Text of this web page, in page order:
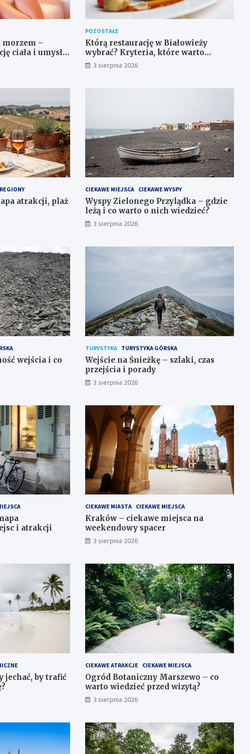
morzem –
ciała i umysłu
POZOSTAŁE
Którą restaurację w Białowieży
wybrać? Kryteria, które warto
sprawdzić przed rezerwacją
3 sierpnia 2026
atrakcji, plaż
CIEKAWE MIEJSCA CIEKAWE WYSPY
Wyspy Zielonego Przylądka – gdzie
leżą i co warto o nich wiedzieć?
3 sierpnia 2026
wejścia i co
TURYSTYKA TURYSTYKA GÓRSKA
Wejście na Śnieżkę – szlaki, czas
przejścia i porady
3 sierpnia 2026
i atrakcji
CIEKAWE MIASTA CIEKAWE MIEJSCA
Kraków – ciekawe miejsca na
weekendowy spacer
3 sierpnia 2026
jechać, by trafić
CIEKAWE ATRAKCJE CIEKAWE MIEJSCA
Ogród Botaniczny Marszewo – co
warto wiedzieć przed wizytą?
3 sierpnia 2026